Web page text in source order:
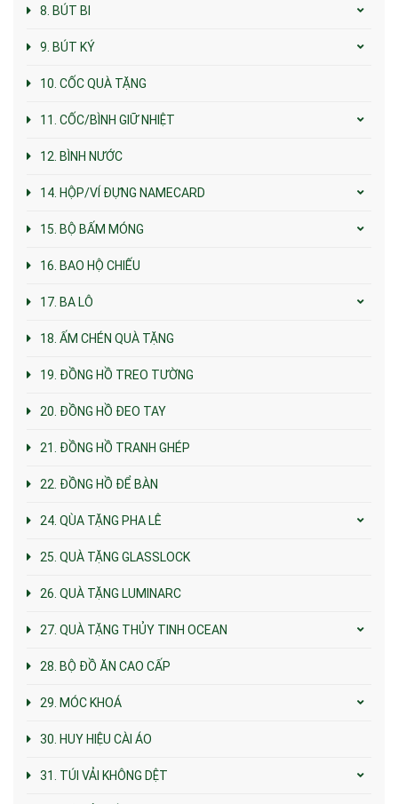
8. BÚT BI
9. BÚT KÝ
10. CỐC QUÀ TẶNG
11. CỐC/BÌNH GIỮ NHIỆT
12. BÌNH NƯỚC
14. HỘP/VÍ ĐỰNG NAMECARD
15. BỘ BẤM MÓNG
16. BAO HỘ CHIẾU
17. BA LÔ
18. ẤM CHÉN QUÀ TẶNG
19. ĐỒNG HỒ TREO TƯỜNG
20. ĐỒNG HỒ ĐEO TAY
21. ĐỒNG HỒ TRANH GHÉP
22. ĐỒNG HỒ ĐỂ BÀN
24. QÙA TẶNG PHA LÊ
25. QUÀ TẶNG GLASSLOCK
26. QUÀ TẶNG LUMINARC
27. QUÀ TẶNG THỦY TINH OCEAN
28. BỘ ĐỒ ĂN CAO CẤP
29. MÓC KHOÁ
30. HUY HIỆU CÀI ÁO
31. TÚI VẢI KHÔNG DỆT